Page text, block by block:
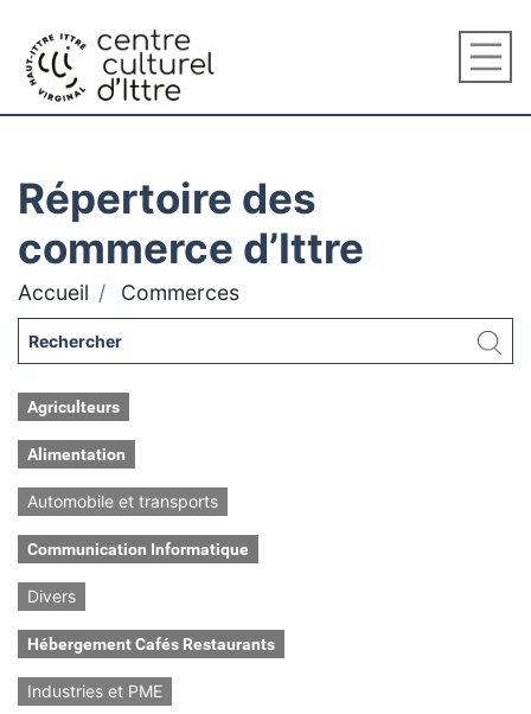
Répertoire des
commerce d’Ittre
Accueil Commerces
Agriculteurs
Alimentation
Automobile et transports
Communication Informatique
Divers
Hébergement Cafés Restaurants
Industries et PME